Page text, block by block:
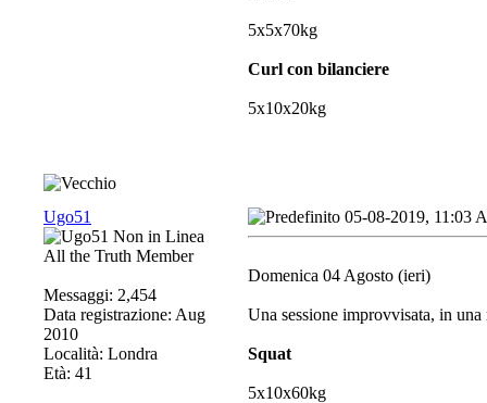
5x5x70kg
Curl con bilanciere
5x10x20kg
Ugo51
All the Truth Member
Messaggi: 2,454
Data registrazione: Aug
2010
Località: Londra
Età: 41
05-08-2019, 11:03
Domenica 04 Agosto (ieri)
Una sessione improvvisata, in
Squat
5x10x60kg